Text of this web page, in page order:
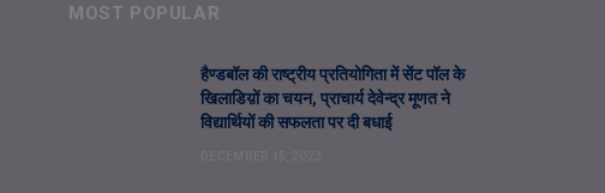
MOST POPULAR
हैण्डबॉल की राष्ट्रीय प्रतियोगिता में सेंट पॉल के
खिलाडिय़ों का चयन, प्राचार्य देवेन्द्र मूणत ने
विद्यार्थियों की सफलता पर दी बधाई